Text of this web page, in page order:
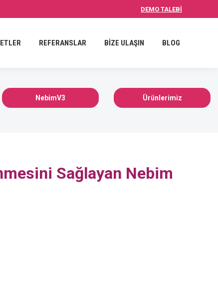
DEMO TALEBİ
REFERANSLAR BİZE ULAŞIN BLOG
NebimV3 Ürünlerimiz
Sağlayan Nebim